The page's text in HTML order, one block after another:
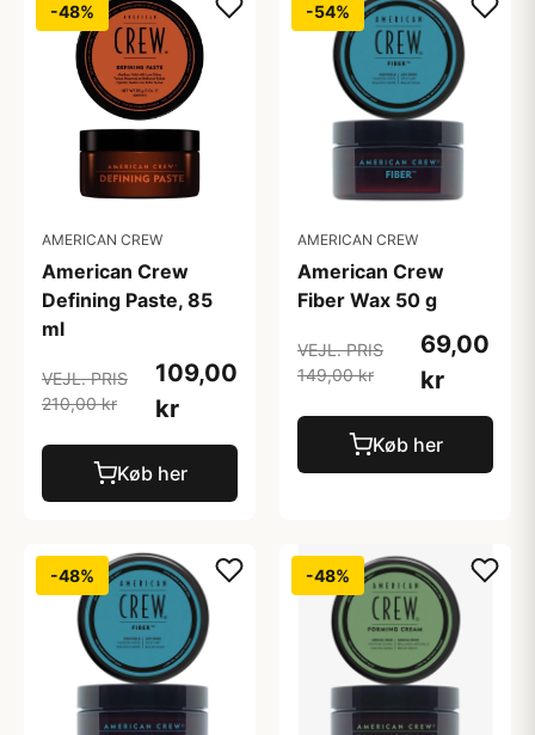
-48%
AMERICAN CREW
American Crew
Defining Paste, 85
ml
VEJL. PRIS
210,00 kr
109,00
kr
Køb her
-54%
AMERICAN CREW
American Crew
Fiber Wax 50 g
VEJL. PRIS
149,00 kr
69,00
kr
Køb her
-48% -48%